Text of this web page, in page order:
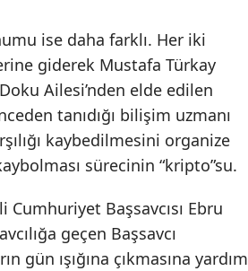
ise daha farklı. Her iki
giderek Mustafa Türkay
Ailesi’nden elde edilen
tanıdığı bilişim uzmanı
kaybedilmesini organize
sürecinin “kripto”su.
Başsavcısı Ebru
geçen Başsavcı
gün ışığına çıkmasına yardım